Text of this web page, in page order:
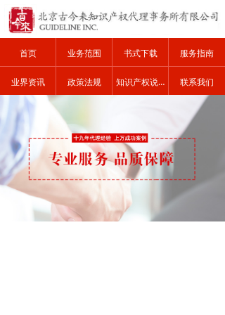
首页 业务范围 书式下载 服务指南
业界资讯 政策法规 知识产权说明 联系我们